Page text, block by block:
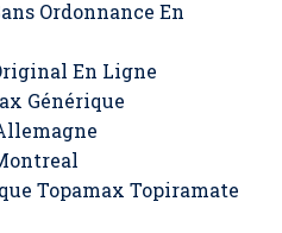
Ordonnance En
En Ligne
Générique
Topamax Topiramate